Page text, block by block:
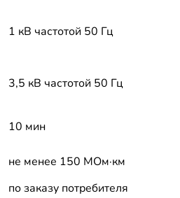
1 кВ частотой 50 Гц
3,5 кВ частотой 50 Гц
10 мин
не менее 150 МОм·км
по заказу потребителя